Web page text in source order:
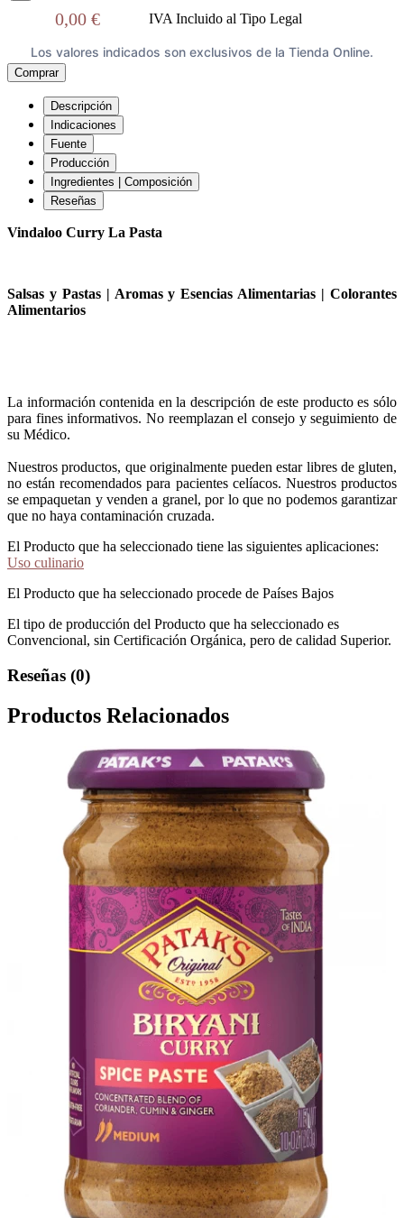
0,00 € IVA Incluido al Tipo Legal
Los valores indicados son exclusivos de la Tienda Online.
Comprar
Descripción
Indicaciones
Fuente
Producción
Ingredientes | Composición
Reseñas
Vindaloo Curry La Pasta
Salsas y Pastas | Aromas y Esencias Alimentarias | Colorantes
Alimentarios
La información contenida en la descripción de este producto es sólo
para fines informativos. No reemplazan el consejo y seguimiento de
su Médico.
Nuestros productos, que originalmente pueden estar libres de gluten,
no están recomendados para pacientes celíacos. Nuestros productos
se empaquetan y venden a granel, por lo que no podemos garantizar
que no haya contaminación cruzada.
El Producto que ha seleccionado tiene las siguientes aplicaciones:
Uso culinario
El Producto que ha seleccionado procede de Países Bajos
El tipo de producción del Producto que ha seleccionado es
Convencional, sin Certificación Orgánica, pero de calidad Superior.
Reseñas (0)
Productos Relacionados